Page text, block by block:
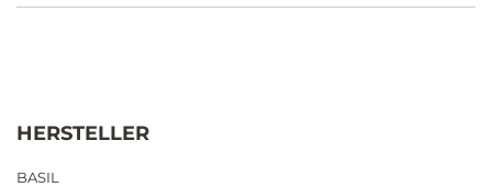
HERSTELLER
BASIL